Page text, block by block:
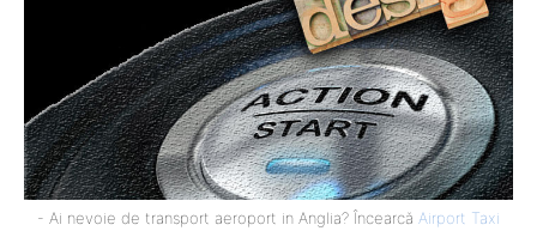
- Ai nevoie de transport aeroport in Anglia? Încearcă Airport Taxi